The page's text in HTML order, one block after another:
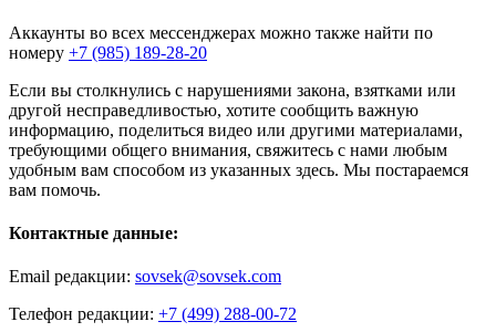
Аккаунты во всех мессенджерах можно также найти по
номеру +7 (985) 189-28-20
Если вы столкнулись с нарушениями закона, взятками или
другой несправедливостью, хотите сообщить важную
информацию, поделиться видео или другими материалами,
требующими общего внимания, свяжитесь с нами любым
удобным вам способом из указанных здесь. Мы постараемся
вам помочь.
Контактные данные:
Email редакции: sovsek@sovsek.com
Телефон редакции: +7 (499) 288-00-72